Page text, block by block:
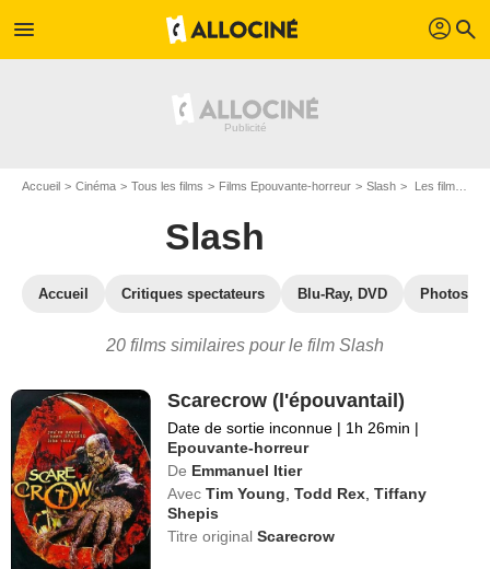
menu profil search
Accueil Cinéma Tous les films Films Epouvante-horreur Slash Les films similaires à "Slash"
Slash
Accueil Critiques spectateurs Blu-Ray, DVD Photos
20 films similaires pour le film Slash
Scarecrow (l'épouvantail)
Date de sortie inconnue | 1h 26min |
Epouvante-horreur
De Emmanuel Itier
Avec Tim Young ,Todd Rex ,Tiffany
Shepis
Titre originalScarecrow